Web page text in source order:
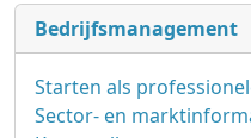
Bedrijfsmanagement
Starten als
Sector- en